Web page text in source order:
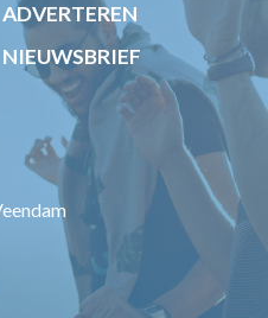
ADVERTEREN
NIEUWSBRIEF